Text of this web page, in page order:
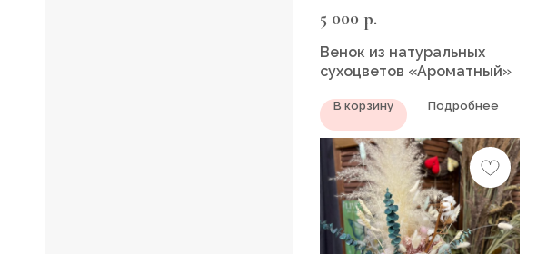
5 000 р.
Венок из натуральных
сухоцветов «Ароматный»
В корзину Подробнее